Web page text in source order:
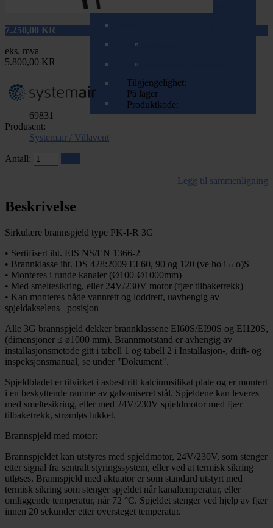
T-rør og Påstikk
Veggkanaler (teleskopisk/zoom)
Tilbehør til varme- og kjølebatterier
Ventiler (balansert ventilasjon)
Ventilrammer
Ventilrammer m/alukanal
Ventilrammer m/lydfelle
Ventilrammer m/reduksjon
7.250,00 KR
eks. mva
5.800,00 KR
Tilgjengelighet:
På lager
Produktkode:
69831
Produsent:
Systemair / Villavent
Antall:
Legg til sammenligning
Beskrivelse
Sirkulære brannspjeld type PK-I-R 3G
• Sertifisert iht. EIS NS/EN 1366-2
• Brannklasse iht. DS 428:2009 EI 60, 90 og 120 (ve ho i↔o)S
• Monteres i runde kanaler (Ø100-Ø1000mm)
• Med smeltesikring, eller 24V/230V motor (fjær tilbaketrekk)
• Kan monteres både vannrett og loddrett, uavhengig av
spjeldakselens posisjon
Alle 3G brannspjeld dekker brannklassene EI60S/EI90S og EI120S,
(dimensjoner ≤ ø1000 mm). Brannmotstand er avhengig av
installasjonsmetode gitt i tabell 1 og tabell 2 i Installasjon-, drift- og
inspeksjonsmanual, se under "Dokument".
Spjeldbladet er tilvirket i asbestfritt kalciumsilikat plate og er montert
i en beskyttende ramme av galvaniseret stål. Spjeldene kan leveres
med smeltesikring, eller med 24V/230V spjeldmotor med fjær
tilbaketrekk, strømløs lukket.
Brannspjeld med motor:
Brannspjeldet kan utstyres med spjeldmotor, 24V/230V, som stenger
etter signal fra sentralt styringssystem, eller ved at termisk sikring
utløses. Brannspjeld med aktuator er som standard utstyrt med
termisk sikring som stenger spjeldet når kanaltemperatur, eller
omliggende temperatur, når 72 °C. Spjeldet stenger ved hjelp av fjær
innen 20 sekunder etter oversteget temperatur.